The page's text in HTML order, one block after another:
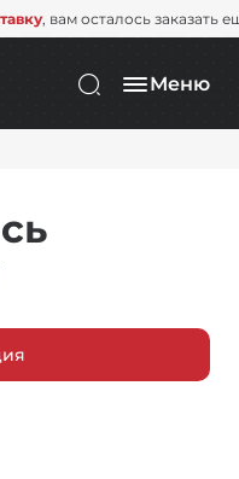
, вам осталось заказать
Меню